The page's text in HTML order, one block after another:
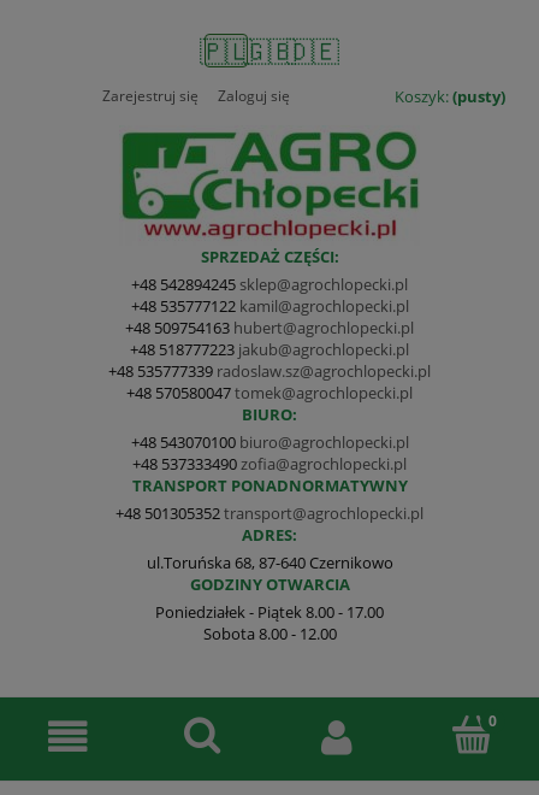
🇵🇱🇬🇧🇩🇪
Koszyk:(pusty)
Zarejestruj się Zaloguj się
SPRZEDAŻ CZĘŚCI:
+48 542894245 sklep@agrochlopecki.pl
+48 535777122 kamil@agrochlopecki.pl
+48 509754163 hubert@agrochlopecki.pl
+48 518777223 jakub@agrochlopecki.pl
+48 535777339 radoslaw.sz@agrochlopecki.pl
+48 570580047tomek@agrochlopecki.pl
BIURO:
+48 543070100 biuro@agrochlopecki.pl
+48 537333490 zofia@agrochlopecki.pl
TRANSPORT PONADNORMATYWNY
+48 501305352transport@agrochlopecki.pl
ADRES:
ul.Toruńska 68, 87-640 Czernikowo
GODZINY OTWARCIA
Poniedziałek - Piątek 8.00 - 17.00
Sobota 8.00 - 12.00